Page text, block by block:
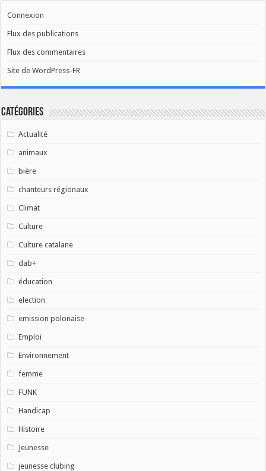
Connexion
Flux des publications
Flux des commentaires
Site de WordPress-FR
Catégories
Actualité
animaux
bière
chanteurs régionaux
Climat
Culture
Culture catalane
dab+
éducation
election
emission polonaise
Emploi
Environnement
femme
FUNK
Handicap
Histoire
Jeunesse
jeunesse clubing